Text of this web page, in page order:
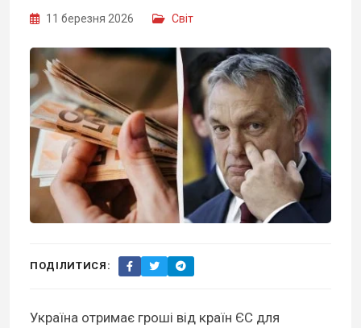
11 березня 2026 Світ
ПОДІЛИТИСЯ:
Україна отримає гроші від країн ЄС для